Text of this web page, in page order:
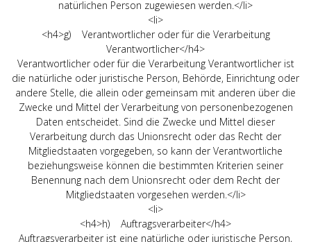
natürlichen Person zugewiesen werden.</li>
<li>
<h4>g) Verantwortlicher oder für die Verarbeitung
Verantwortlicher</h4>
Verantwortlicher oder für die Verarbeitung Verantwortlicher ist
die natürliche oder juristische Person, Behörde, Einrichtung oder
andere Stelle, die allein oder gemeinsam mit anderen über die
Zwecke und Mittel der Verarbeitung von personenbezogenen
Daten entscheidet. Sind die Zwecke und Mittel dieser
Verarbeitung durch das Unionsrecht oder das Recht der
Mitgliedstaaten vorgegeben, so kann der Verantwortliche
beziehungsweise können die bestimmten Kriterien seiner
Benennung nach dem Unionsrecht oder dem Recht der
Mitgliedstaaten vorgesehen werden.</li>
<li>
<h4>h) Auftragsverarbeiter</h4>
Auftragsverarbeiter ist eine natürliche oder juristische Person,